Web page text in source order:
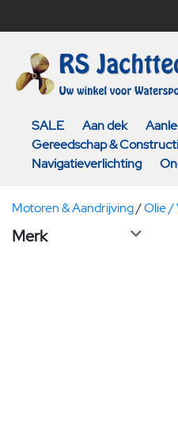
SALE Aan dek
Gereedschap &
Navigatieverlichting
Motoren & Aandrijving/Olie /
Merk